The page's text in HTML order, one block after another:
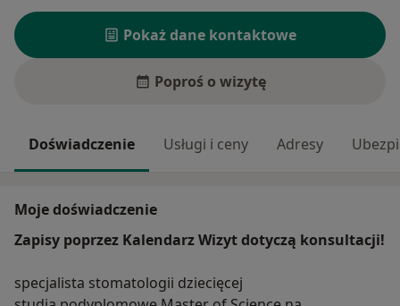
Pokaż dane kontaktowe
Poproś o wizytę
Doświadczenie Usługi i ceny Adresy
Moje doświadczenie
Zapisy poprzez Kalendarz Wizyt dotyczą konsultacji!
specjalista stomatologii dziecięcej